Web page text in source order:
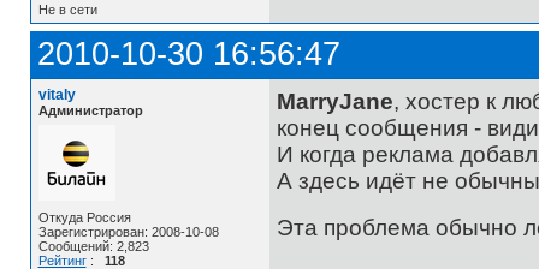
Не в сети
2010-10-30 16:56:47
vitaly
Администратор
Откуда Россия
Зарегистрирован: 2008-10-08
Сообщений: 2,823
Рейтинг: 118
MarryJane, хостер к
конец сообщения -
И когда реклама
А здесь идёт не
Эта проблема обычно